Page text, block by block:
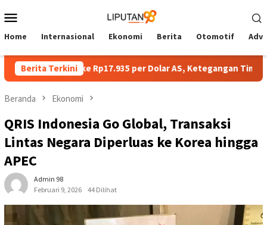
ke
Mobile
Home Internasional Ekonomi Berita Otomotif
Berita Terkini
Melemah ke Rp17.935 per Dolar AS, Ketegangan Timur
Beranda Ekonomi
QRIS Indonesia Go Global, Transaksi
Lintas Negara Diperluas ke Korea hingga
APEC
Admin 98
Februari 9, 2026
44 Dilihat